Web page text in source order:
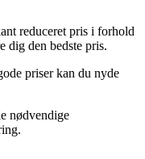
reduceret pris i forhold
dig den bedste pris.
priser kan du nyde
nødvendige